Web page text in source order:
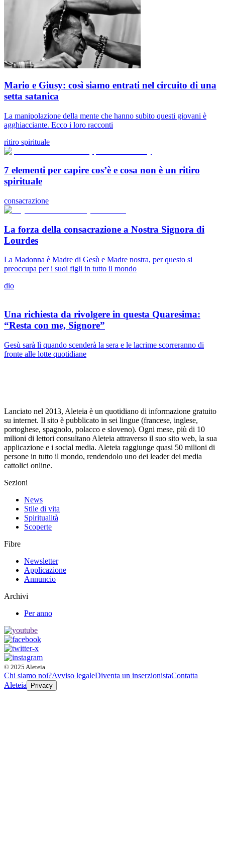
Mario e Giusy: così siamo entrati nel circuito di una
setta satanica
La manipolazione della mente che hanno subito questi giovani è
agghiacciante. Ecco i loro racconti
ritiro spirituale
7 elementi per capire cos’è e cosa non è un ritiro
spirituale
consacrazione
La forza della consacrazione a Nostra Signora di
Lourdes
La Madonna è Madre di Gesù e Madre nostra, per questo si
preoccupa per i suoi figli in tutto il mondo
dio
Una richiesta da rivolgere in questa Quaresima:
“Resta con me, Signore”
Gesù sarà lì quando scenderà la sera e le lacrime scorreranno di
fronte alle lotte quotidiane
Lanciato nel 2013, Aleteia è un quotidiano di informazione gratuito
su internet. Il sito è pubblicato in sei lingue (francese, inglese,
portoghese, spagnolo, polacco e sloveno). Ogni mese, più di 10
milioni di lettori consultano Aleteia attraverso il suo sito web, la sua
applicazione e i social media. Aleteia raggiunge quasi 50 milioni di
persone in tutto il mondo, rendendolo uno dei leader dei media
cattolici online.
Sezioni
News
Stile di vita
Spiritualità
Scoperte
Fibre
Newsletter
Applicazione
Annuncio
Archivi
Per anno
© 2025 Aleteia
Chi siamo noi?Avviso legaleDiventa un inserzionistaContatta
Aleteia
Privacy